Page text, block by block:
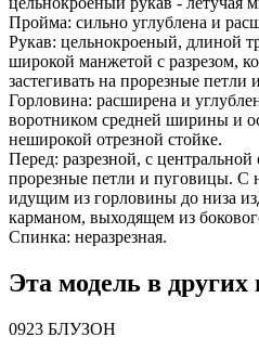
Пройма: сильно углублена и
Рукав: цельнокроеный, длиной
широкой манжетой с разрезом,
застегивать на прорезные петли
Горловина: расширена и
воротником средней ширины и
неширокой отрезной стойке.
Перед: разрезной, с центральной
прорезные петли и пуговицы. С
идущим из горловины до низа
карманом, выходящем из
Спинка: неразрезная.
Эта модель в других
0923 БЛУЗОН